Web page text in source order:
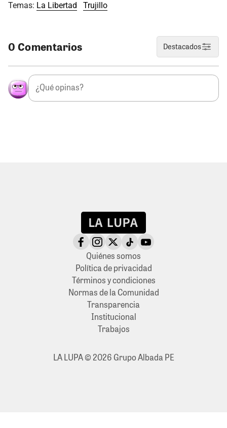
Temas: La Libertad Trujillo
0 Comentarios Destacados
Quiénes somos
Política de privacidad
Términos y condiciones
Normas de la Comunidad
Transparencia
Institucional
Trabajos
LA LUPA © 2026 Grupo Albada PE